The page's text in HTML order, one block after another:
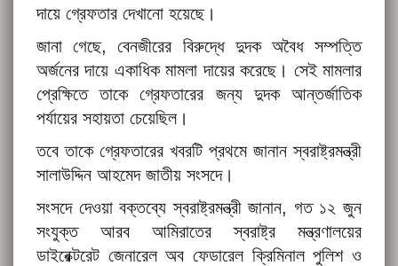
দায়ে গ্রেফতার দেখানো হয়েছে।
জানা গেছে, বেনজীরের বিরুদ্ধে দুদক অবৈধ সম্পত্তি
অর্জনের দায়ে একাধিক মামলা দায়ের করেছে। সেই মামলার
প্রেক্ষিতে তাকে গ্রেফতারের জন্য দুদক আন্তর্জাতিক
পর্যায়ের সহায়তা চেয়েছিল।
তবে তাকে গ্রেফতারের খবরটি প্রথমে জানান স্বরাষ্ট্রমন্ত্রী
সালাউদ্দিন আহমেদ জাতীয় সংসদে।
সংসদে দেওয়া বক্তব্যে স্বরাষ্ট্রমন্ত্রী জানান, গত ১২ জুন
সংযুক্ত আরব আমিরাতের স্বরাষ্ট্র মন্ত্রণালয়ের
ডাইরেক্টরেট জেনারেল অব ফেডারেল ক্রিমিনাল পুলিশ ও